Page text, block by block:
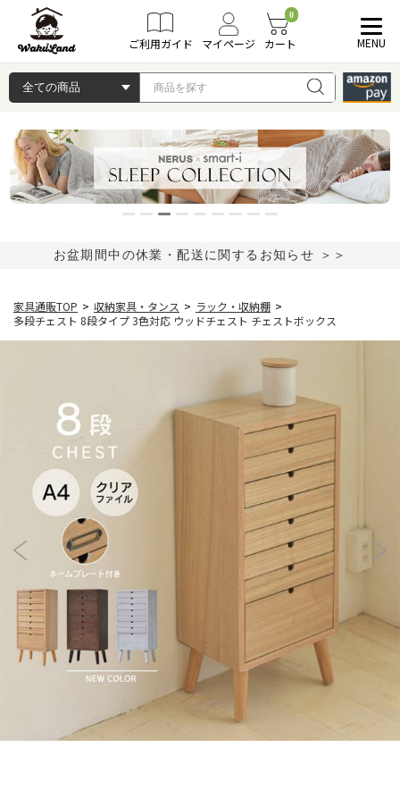
ご利用ガイド マイページ
0
カート MENU
お盆期間中の休業・配送に関するお知らせ ＞＞
家具通販TOP > 収納家具・タンス > ラック・収納棚 >
多段チェスト 8段タイプ 3色対応 ウッドチェスト チェストボックス